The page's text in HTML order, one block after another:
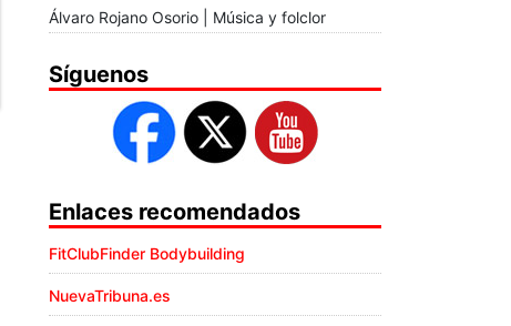
Álvaro Rojano Osorio | Música y folclor
Síguenos
Enlaces recomendados
FitClubFinder Bodybuilding
NuevaTribuna.es